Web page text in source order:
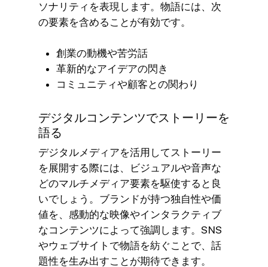
ソナリティを表現します。物語には、次
の要素を含めることが有効です。
創業の動機や苦労話
革新的なアイデアの閃き
コミュニティや顧客との関わり
デジタルコンテンツでストーリーを
語る
デジタルメディアを活用してストーリー
を展開する際には、ビジュアルや音声な
どのマルチメディア要素を駆使すると良
いでしょう。ブランドが持つ独自性や価
値を、感動的な映像やインタラクティブ
なコンテンツによって強調します。SNS
やウェブサイトで物語を紡ぐことで、話
題性を生み出すことが期待できます。